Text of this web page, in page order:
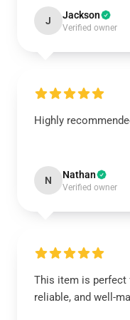
J Jackson
Verified owner
Highly
N Nathan
Verified owner
This item is perfect
reliable, and well-